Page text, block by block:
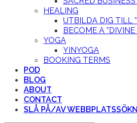
HEALING
UTBILDA DIG TILL
BECOME A
YOGA
YINYOGA
BOOKING TERMS
POD
BLOG
ABOUT
CONTACT
SLÅ PÅ/AV